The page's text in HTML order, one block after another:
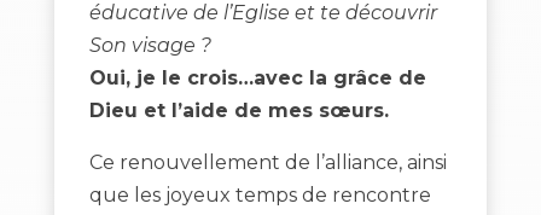
éducative de l’Eglise et te découvrir
Son visage ?
Oui, je le crois…avec la grâce de
Dieu et l’aide de mes sœurs.
Ce renouvellement de l’alliance, ainsi
que les joyeux temps de rencontre